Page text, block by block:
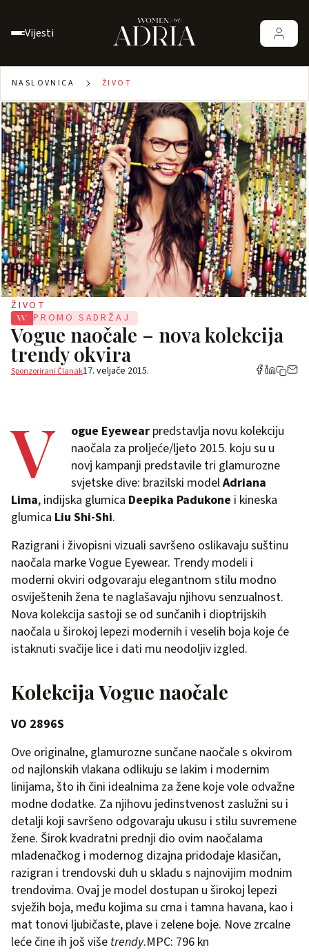
Vijesti
NASLOVNICA ŽIVOT
ŽIVOT
PROMO SADRŽAJ
Vogue naočale – nova kolekcija
trendy okvira
Sponzorirani Članak17. veljače 2015.
V ogue Eyewear predstavlja novu kolekciju
naočala za proljeće/ljeto 2015. koju su u
novj kampanji predstavile tri glamurozne
svjetske dive: brazilski modelAdriana
Lima, indijska glumica Deepika Padukone i kineska
glumica Liu Shi-Shi.
Razigrani i živopisni vizuali savršeno oslikavaju suštinu
naočala marke Vogue Eyewear. Trendy modeli i
moderni okviri odgovaraju elegantnom stilu modno
osviještenih žena te naglašavaju njihovu senzualnost.
Nova kolekcija sastoji se od sunčanih i dioptrijskih
naočala u širokoj lepezi modernih i veselih boja koje će
istaknuti svačije lice i dati mu neodoljiv izgled.
Kolekcija Vogue naočale
VO 2896S
Ove originalne, glamurozne sunčane naočale s okvirom
od najlonskih vlakana odlikuju se lakim i modernim
linijama, što ih čini idealnima za žene koje vole odvažne
modne dodatke. Za njihovu jedinstvenost zaslužni su i
detalji koji savršeno odgovaraju ukusu i stilu suvremene
žene. Širok kvadratni prednji dio ovim naočalama
mladenačkog i modernog dizajna pridodaje klasičan,
razigran i trendovski duh u skladu s najnovijim modnim
trendovima. Ovaj je model dostupan u širokoj lepezi
svježih boja, među kojima su crna i tamna havana, kao i
mat tonovi ljubičaste, plave i zelene boje. Nove zrcalne
leće čine ih još više trendy.MPC: 796 kn